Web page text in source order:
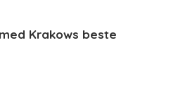
Krakows beste